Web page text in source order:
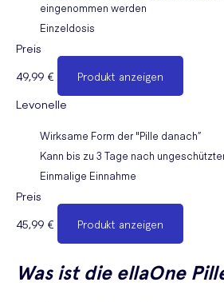
eingenommen werden
Einzeldosis
Preis
49,99 €
Produkt anzeigen
Levonelle
Wirksame Form der "Pille danach”
Kann bis zu 3 Tage nach
Einmalige Einnahme
Preis
45,99 €
Produkt anzeigen
Was ist die ellaOne